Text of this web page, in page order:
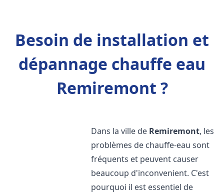
Besoin de installation et
dépannage chauffe eau
Remiremont ?
Dans la ville de Remiremont, les
problèmes de chauffe-eau sont
fréquents et peuvent causer
beaucoup d'inconvenient. C'est
pourquoi il est essentiel de